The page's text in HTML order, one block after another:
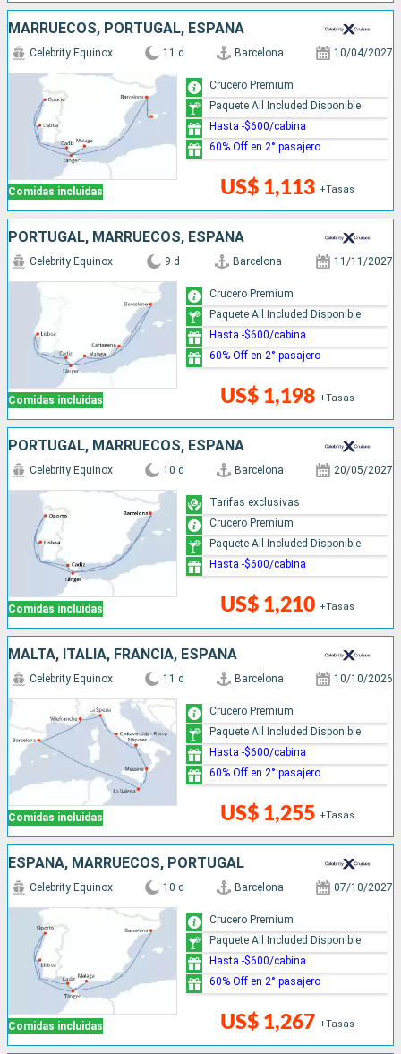
MARRUECOS, PORTUGAL, ESPAÑA
Comidas incluidas
Celebrity Equinox 11 d Barcelona 10/04/2027
US$ 1,113 +Tasas
Crucero Premium
Paquete All Included Disponible
Hasta -$600/cabina
60% Off en 2° pasajero
PORTUGAL, MARRUECOS, ESPAÑA
Comidas incluidas
Celebrity Equinox 9 d Barcelona 11/11/2027
US$ 1,198 +Tasas
Crucero Premium
Paquete All Included Disponible
Hasta -$600/cabina
60% Off en 2° pasajero
PORTUGAL, MARRUECOS, ESPAÑA
Comidas incluidas
Celebrity Equinox 10 d Barcelona 20/05/2027
US$ 1,210 +Tasas
Tarifas exclusivas
Crucero Premium
Paquete All Included Disponible
Hasta -$600/cabina
MALTA, ITALIA, FRANCIA, ESPAÑA
Comidas incluidas
Celebrity Equinox 11 d Barcelona 10/10/2026
US$ 1,255 +Tasas
Crucero Premium
Paquete All Included Disponible
Hasta -$600/cabina
60% Off en 2° pasajero
ESPAÑA, MARRUECOS, PORTUGAL
Comidas incluidas
Celebrity Equinox 10 d Barcelona 07/10/2027
US$ 1,267 +Tasas
Crucero Premium
Paquete All Included Disponible
Hasta -$600/cabina
60% Off en 2° pasajero